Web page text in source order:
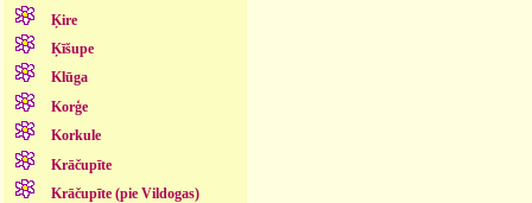
Ķire
Ķīšupe
Klūga
Korģe
Korkule
Krāčupīte
Krāčupīte (pie Vildogas)